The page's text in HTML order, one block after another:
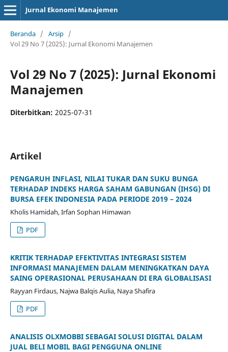
Jurnal Ekonomi Manajemen
Beranda / Arsip /
Vol 29 No 7 (2025): Jurnal Ekonomi Manajemen
Vol 29 No 7 (2025): Jurnal Ekonomi
Manajemen
Diterbitkan: 2025-07-31
Artikel
PENGARUH INFLASI, NILAI TUKAR DAN SUKU BUNGA
TERHADAP INDEKS HARGA SAHAM GABUNGAN (IHSG) DI
BURSA EFEK INDONESIA PADA PERIODE 2019 – 2024
Kholis Hamidah, Irfan Sophan Himawan
PDF
KRITIK TERHADAP EFEKTIVITAS INTEGRASI SISTEM
INFORMASI MANAJEMEN DALAM MENINGKATKAN DAYA
SAING OPERASIONAL PERUSAHAAN DI ERA GLOBALISASI
Rayyan Firdaus, Najwa Balqis Aulia, Naya Shafira
PDF
ANALISIS OLXMOBBI SEBAGAI SOLUSI DIGITAL DALAM
JUAL BELI MOBIL BAGI PENGGUNA ONLINE